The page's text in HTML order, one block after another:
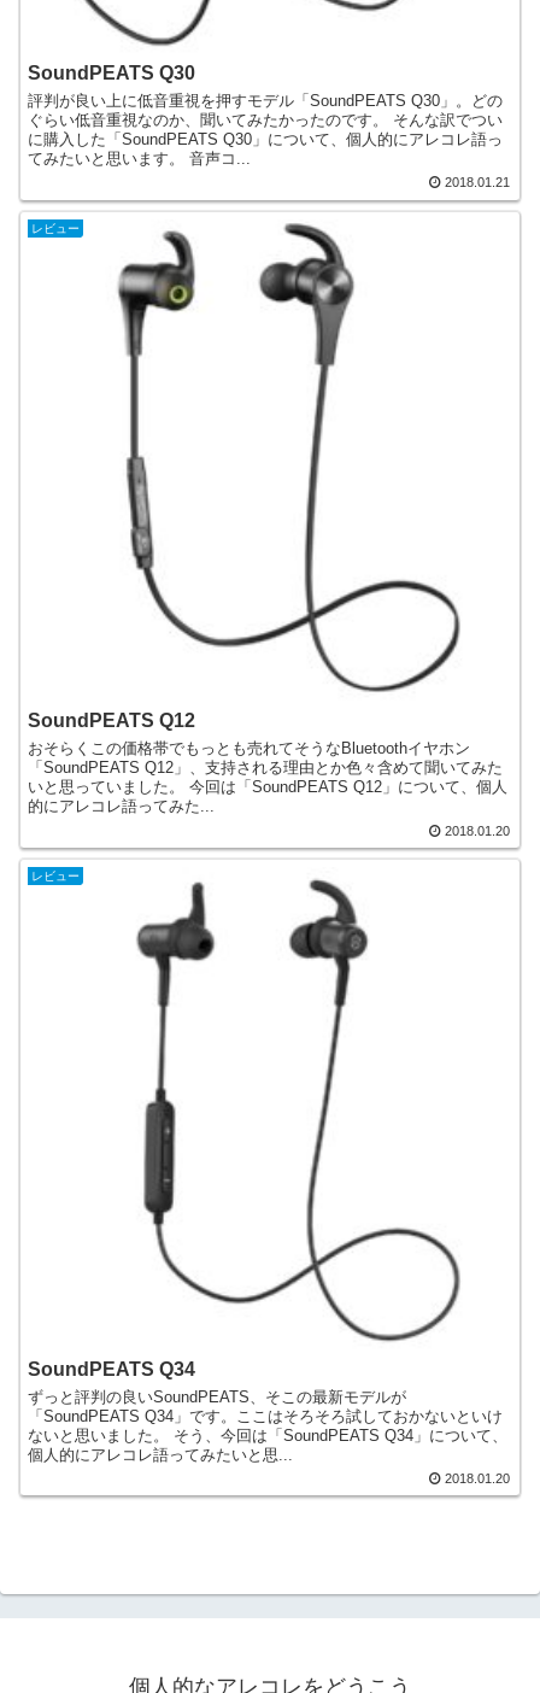
SoundPEATS Q30
評判が良い上に低音重視を押すモデル「SoundPEATS Q30」。どの
ぐらい低音重視なのか、聞いてみたかったのです。 そんな訳でつい
に購入した「SoundPEATS Q30」について、個人的にアレコレ語っ
てみたいと思います。 音声コ...
2018.01.21
レビュー
SoundPEATS Q12
おそらくこの価格帯でもっとも売れてそうなBluetoothイヤホン
「SoundPEATS Q12」、支持される理由とか色々含めて聞いてみた
いと思っていました。 今回は「SoundPEATS Q12」について、個人
的にアレコレ語ってみた...
2018.01.20
レビュー
SoundPEATS Q34
ずっと評判の良いSoundPEATS、そこの最新モデルが
「SoundPEATS Q34」です。ここはそろそろ試しておかないといけ
ないと思いました。 そう、今回は「SoundPEATS Q34」について、
個人的にアレコレ語ってみたいと思...
2018.01.20
個人的なアレコレをどうこう